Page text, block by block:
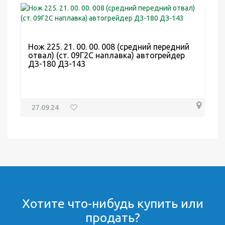
Нож 225. 21. 00. 00. 008 (средний передний
отвал) (ст. 09Г2С наплавка) автогрейдер
ДЗ-180 ДЗ-143
27.09.24
Хотите что-нибудь купить или
продать?